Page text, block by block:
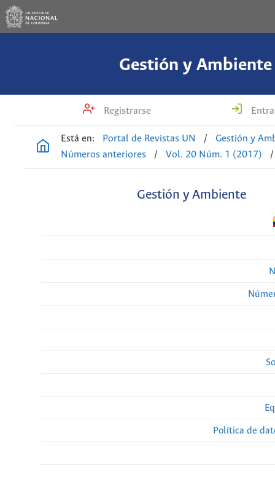
Gestión y Ambiente
Registrarse
Está en: Portal de Revistas UN /
Gestión y
Números anteriores
/ Vol. 20 Núm. 1 (2017) /
Gestión y Ambiente
Política de